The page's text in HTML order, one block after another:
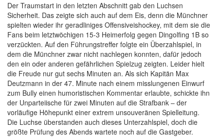
Der Traumstart in den letzten Abschnitt gab den Luchsen
Sicherheit. Das zeigte sich auch auf dem Eis, denn die Münchner
spielten wieder ihr geradliniges Offensiveishockey, mit dem sie die
Fans beim letztwöchigen 15-3 Heimerfolg gegen Dingolfing 1B so
verzückten. Auf den Führungstreffer folgte ein Überzahlspiel, in
dem die Münchner zwar nicht nachlegen konnten, dafür jedoch
den ein oder anderen gefährlichen Spielzug zeigten. Leider hielt
die Freude nur gut sechs Minuten an. Als sich Kapitän Max
Deutzmann in der 47. Minute nach einem misslungenen Einwurf
zum Bully einen humoristischen Kommentar erlaubte, schickte ihn
der Unparteiische für zwei Minuten auf die Strafbank – der
vorläufige Höhepunkt einer extrem unsouveränen Spielleitung.
Die Luchse überstanden auch dieses Unterzahlspiel, doch die
größte Prüfung des Abends wartete noch auf die Gastgeber.